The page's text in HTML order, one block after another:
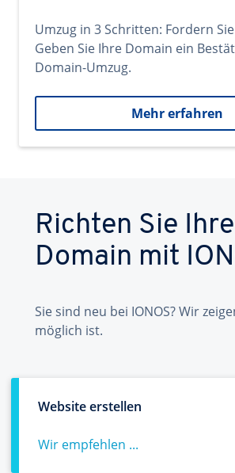
Umzug in 3 Schritten: Fordern
Geben Sie Ihre Domain ein
Domain-Umzug.
Mehr erfahren
Richten Sie Ihre
Domain mit
Sie sind neu bei IONOS? Wir
möglich ist.
Website erstellen
Wir empfehlen ...